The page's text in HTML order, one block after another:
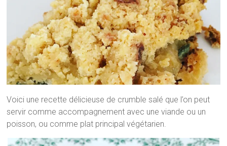
Voici une recette délicieuse de crumble salé que l’on peut
servir comme accompagnement avec une viande ou un
poisson, ou comme plat principal végétarien.